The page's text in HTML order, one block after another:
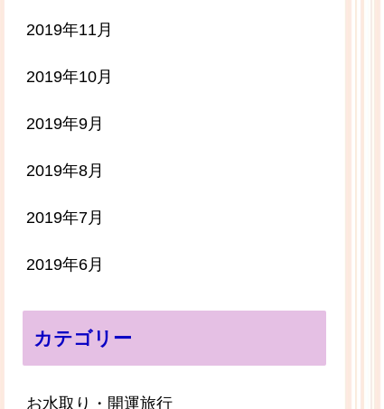
2019年11月
2019年10月
2019年9月
2019年8月
2019年7月
2019年6月
カテゴリー
お水取り・開運旅行